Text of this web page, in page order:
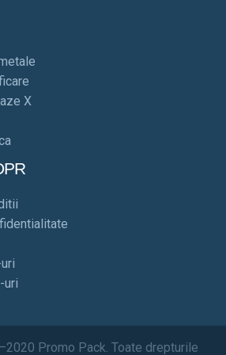
X
uri
Promo Pack. Toate drepturile